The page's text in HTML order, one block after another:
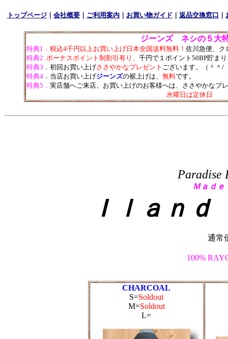
トップページ 会社概要 ご利用案内 お買い物ガイド 返品交換窓口
ジーンズ ネシの５大
特典1． 税込4千円以上お買い上げ日本全国送料無料！ 佐川急便、ク
特典2. ボーナスポイント制割引有り、 千円で１ポイント50BP貯ま
特典3 ．初回お買い上げささやかなプレゼント ございます。（＾
特典4．当店お買い上げジーンズの裾上げは、 無料です。
特典5． 実店舗へご来店、お買い上げのお客様へは、ささやかなプ
水曜日は定休日
Paradise
Ｍａｄ
Ｉｌａｎ
通常
100%
CHARCOAL
S=Soldout
M=Soldout
L=